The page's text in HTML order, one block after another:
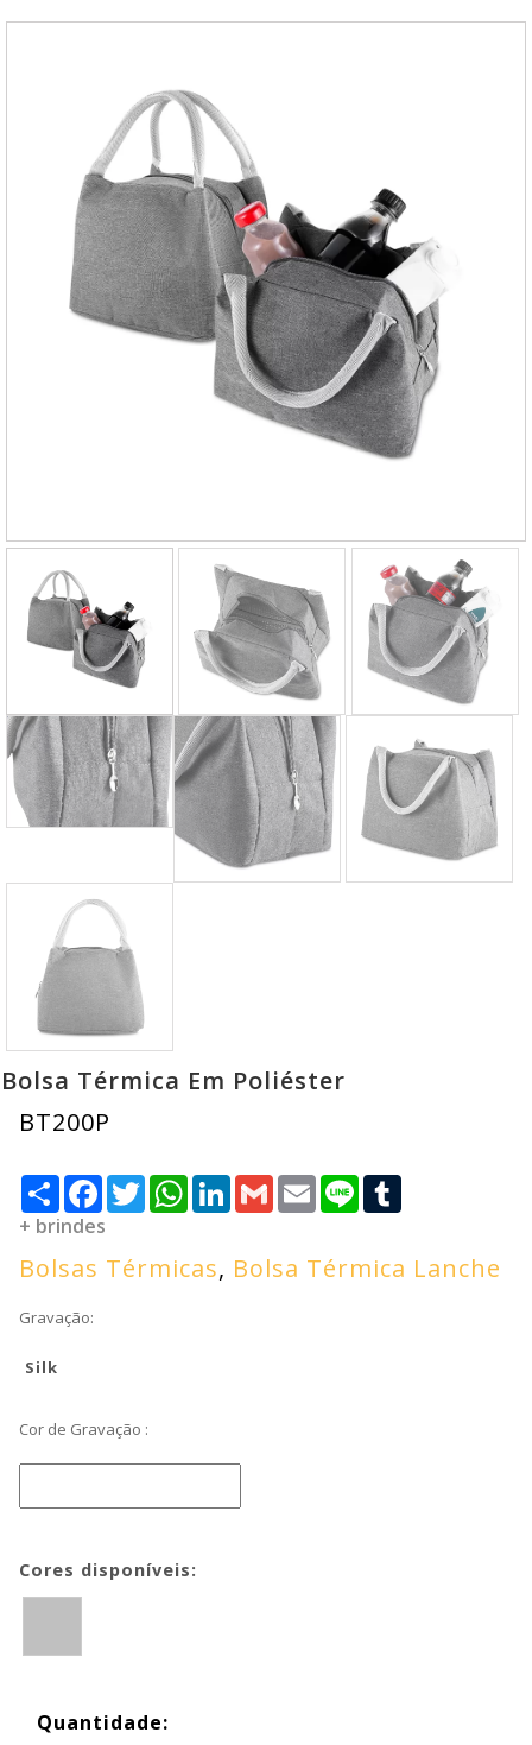
Bolsa Térmica Em Poliéster
BT200P
Compartilhar
Facebook
TwitterWhatsApp
LinkedIn
GmailEmailLine
+ brindes
Bolsas Térmicas, Bolsa Térmica Lanche
Gravação:
Silk
Cor de Gravação :
Cores disponíveis:
Quantidade: